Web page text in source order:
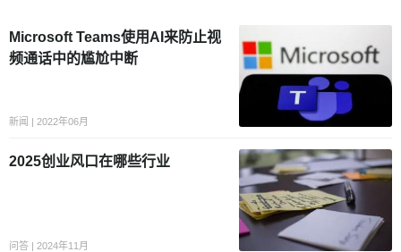
Microsoft Teams使用AI来防止视
频通话中的尴尬中断
新闻 | 2022年06月
2025创业风口在哪些行业
问答 | 2024年11月